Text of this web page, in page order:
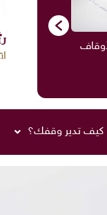
الاستشارات
كيف تدير وقفك؟